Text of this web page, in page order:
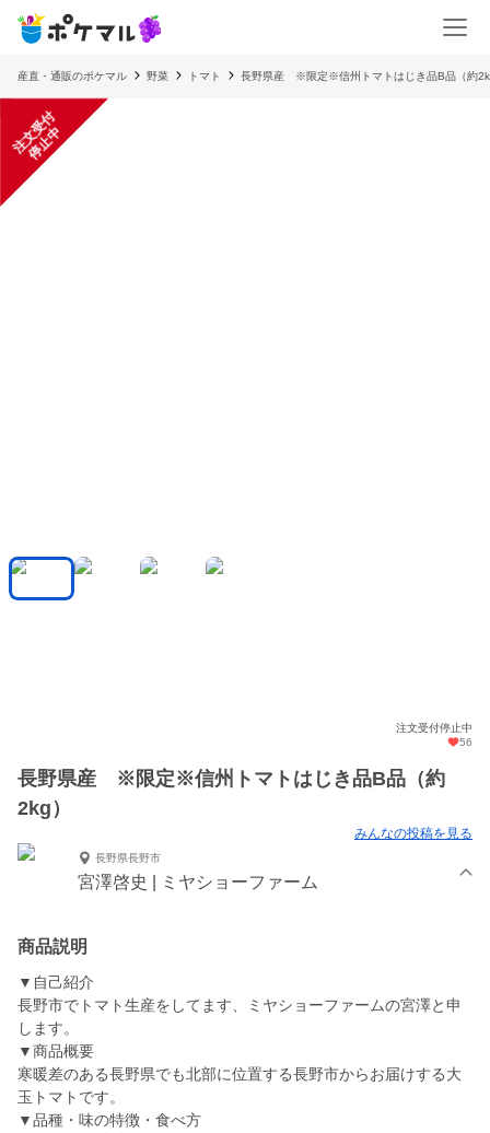
産直・通販のポケマル 野菜 トマト 長野県産 ※限定※信州トマトはじき品B品（約
注
文
受
付
停
止
中
注文受付停止中
56
長野県産 ※限定※信州トマトはじき品B品（約
2kg）
みんなの投稿を見る
長野県長野市
宮澤啓史 | ミヤショーファーム
商品説明
▼自己紹介
長野市でトマト生産をしてます、ミヤショーファームの宮澤と申
します。
▼商品概要
寒暖差のある長野県でも北部に位置する長野市からお届けする大
玉トマトです。
▼品種・味の特徴・食べ方